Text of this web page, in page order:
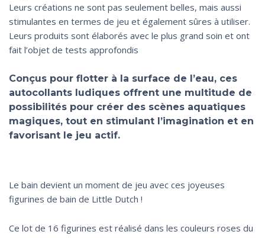
Leurs créations ne sont pas seulement belles, mais aussi
stimulantes en termes de jeu et également sûres à utiliser.
Leurs produits sont élaborés avec le plus grand soin et ont
fait l’objet de tests approfondis
Conçus pour flotter à la surface de l’eau, ces
autocollants ludiques offrent une multitude de
possibilités pour créer des scènes aquatiques
magiques, tout en stimulant l’imagination et en
favorisant le jeu actif.
Le bain devient un moment de jeu avec ces joyeuses
figurines de bain de Little Dutch !
Ce lot de 16 figurines est réalisé dans les couleurs roses du